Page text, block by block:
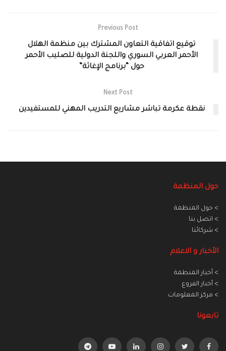
Previous Post
توقيع اتفاقية التعاون المشترك بين منظمة الهلال
الأحمر العربي السوري واللجنة الدولية للصليب الأحمر
حول “برنامج الإغاثة”
Next Post
نقطة عكرمة تباشر مشاريع التدريب المهني للمستفيدين
حول المنظمة
> حول المنظمة
> اتصل بنا
> شركائنا
الأخبار و الاعلام
> أخبار المنطمة
> أخبار الفروع
> مركز المعلومات
تابعونا